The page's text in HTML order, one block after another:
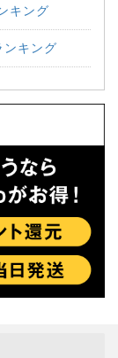
キング
キング